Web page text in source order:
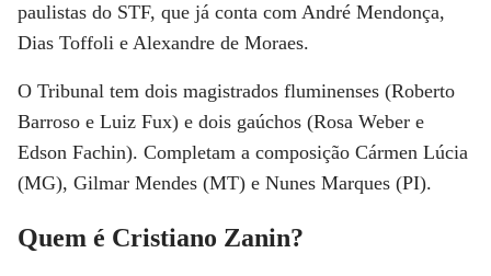
paulistas do STF, que já conta com André Mendonça,
Dias Toffoli e Alexandre de Moraes.
O Tribunal tem dois magistrados fluminenses (Roberto
Barroso e Luiz Fux) e dois gaúchos (Rosa Weber e
Edson Fachin). Completam a composição Cármen Lúcia
(MG), Gilmar Mendes (MT) e Nunes Marques (PI).
Quem é Cristiano Zanin?